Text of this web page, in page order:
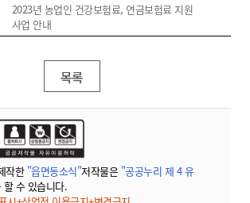
2023년 농업인 건강보험료, 연금보험료 지원
사업 안내
목록
작한 "읍면동소식"저작물은 "공공누리 제 4 유
할 수 있습니다.